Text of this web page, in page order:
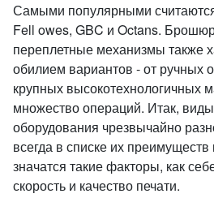
Самыми популярными
Fell owes, GBC и Octans.
переплетные механизмы также
обилием вариантов - от ручных
крупных высокотехнологичных
множество операций. Итак,
оборудования чрезвычайно
всегда в списке их преимуществ
значатся такие факторы, как
скорость и качество печати.